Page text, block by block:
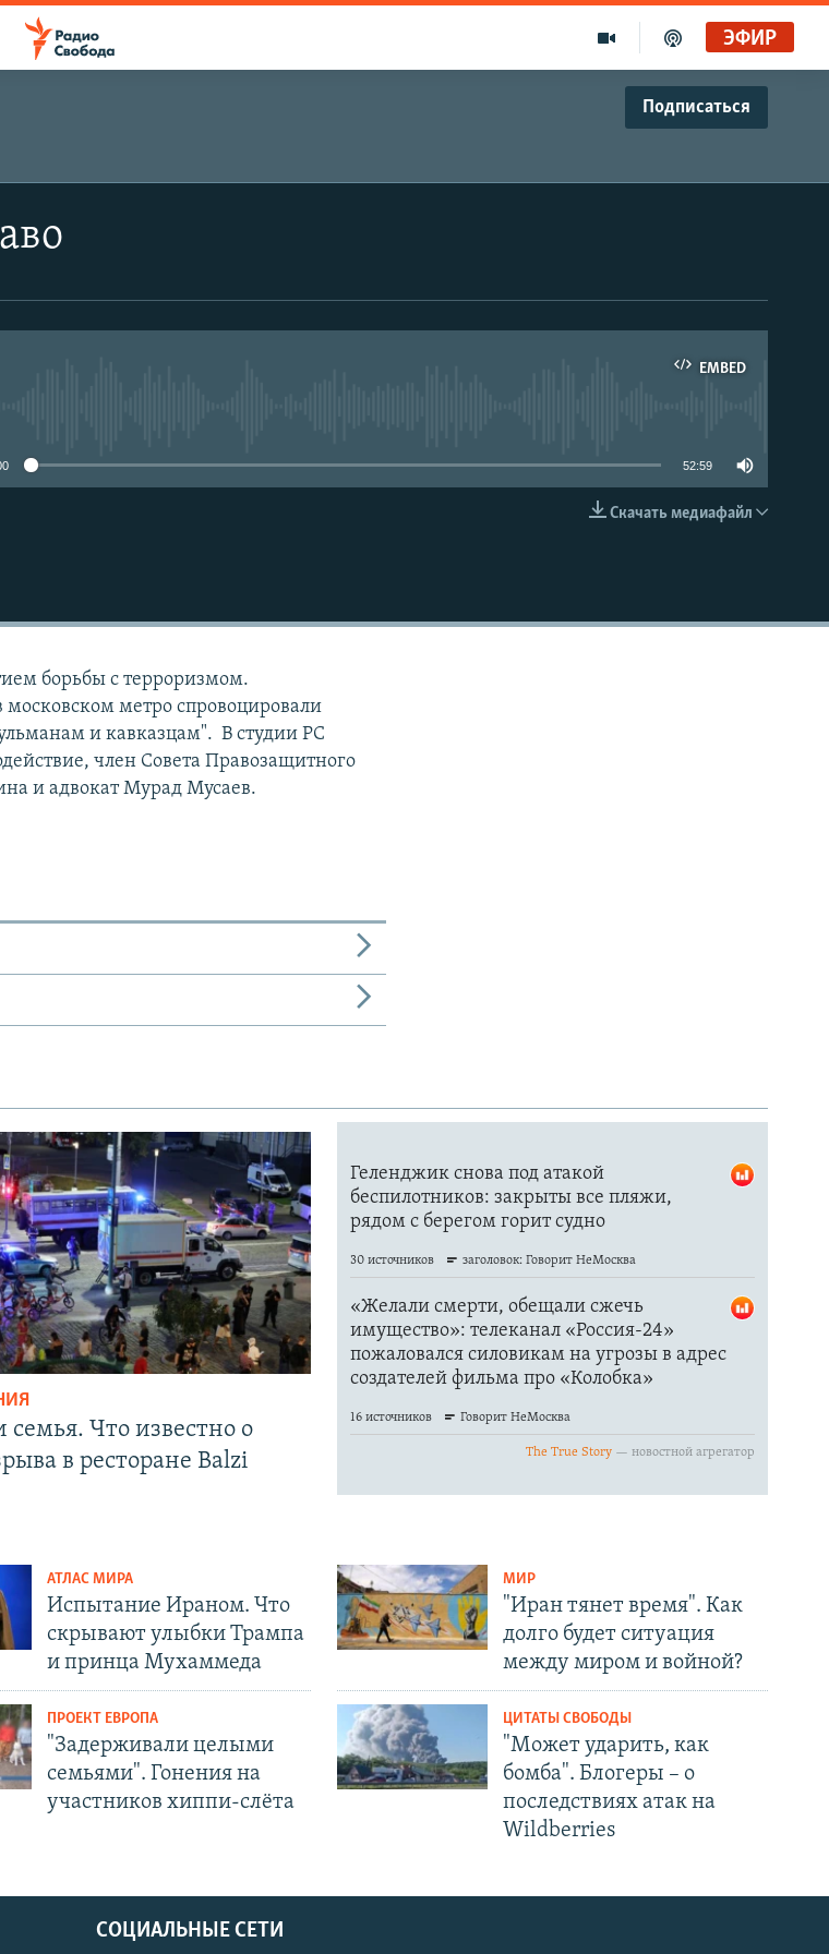
ЭФИР
Подписаться
EMBED
EMBED
52:59
Скачать медиафайл
борьбы с терроризмом.
метро спровоцировали
и кавказцам". В студии РС
член Совета Правозащитного
и адвокат Мурад Мусаев.
семья. Что известно о
в ресторане Balzi
АТЛАС МИРА
Испытание Ираном. Что
скрывают улыбки Трампа
и принца Мухаммеда
ПРОЕКТ ЕВРОПА
"Задерживали целыми
семьями". Гонения на
участников хиппи-слёта
МИР
"Иран тянет время". Как
долго будет ситуация
между миром и войной?
ЦИТАТЫ СВОБОДЫ
"Может ударить, как
бомба". Блогеры – о
последствиях атак на
Wildberries
СОЦИАЛЬНЫЕ СЕТИ